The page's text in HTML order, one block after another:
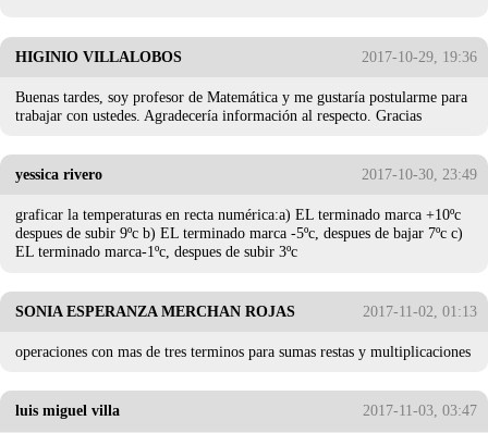
HIGINIO VILLALOBOS 2017-10-29, 19:36
Buenas tardes, soy profesor de Matemática y me gustaría postularme para
trabajar con ustedes. Agradecería información al respecto. Gracias
yessica rivero 2017-10-30, 23:49
graficar la temperaturas en recta numérica:a) EL terminado marca +10ºc
despues de subir 9ºc b) EL terminado marca -5ºc, despues de bajar 7ºc c)
EL terminado marca-1ºc, despues de subir 3ºc
SONIA ESPERANZA MERCHAN ROJAS 2017-11-02, 01:13
operaciones con mas de tres terminos para sumas restas y multiplicaciones
luis miguel villa 2017-11-03, 03:47